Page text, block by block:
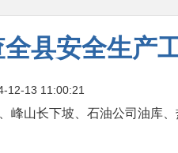
县安全生产
12-13 11:00:21
山长下坡、石油公司油库